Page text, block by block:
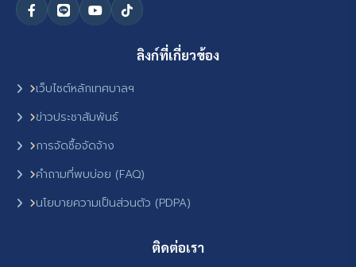
ลิงก์ที่เกี่ยวข้อง
เว็บไซต์หลักเทศบาลฯ
ข่าวประชาสัมพันธ์
การจัดซื้อจัดจ้าง
คำถามที่พบบ่อย (FAQ)
นโยบายความเป็นส่วนตัว (PDPA)
ติดต่อเรา